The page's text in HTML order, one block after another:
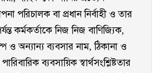
পরিচালক বা প্রধান নির্বাহী ও তার
কর্মকর্তাকে নিজ নিজ বাণিজ্যিক,
ও অন্যান্য ব্যবসার নাম, ঠিকানা ও
ব্যবসায়িক স্বার্থসংশ্লিষ্টতার